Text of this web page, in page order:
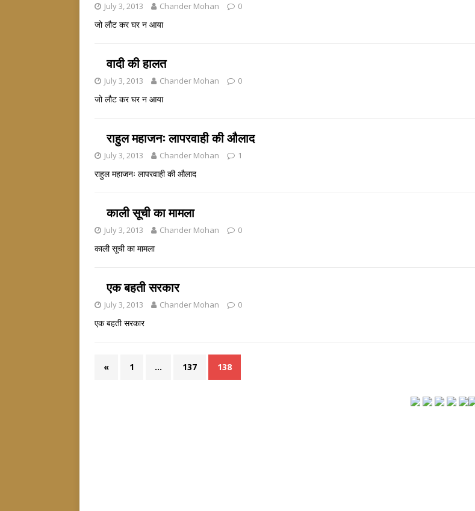
July 3, 2013 Chander Mohan 0
जो लौट कर घर न आया
वादी की हालत
July 3, 2013 Chander Mohan 0
जो लौट कर घर न आया
राहुल महाजनः लापरवाही की औलाद
July 3, 2013 Chander Mohan 1
राहुल महाजनः लापरवाही की औलाद
काली सूची का मामला
July 3, 2013 Chander Mohan 0
काली सूची का मामला
एक बहती सरकार
July 3, 2013 Chander Mohan 0
एक बहती सरकार
« 1 … 137 138